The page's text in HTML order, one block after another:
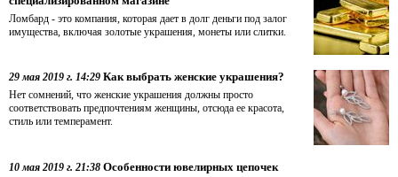
Ломбард - это компания, которая дает в долг деньги под залог
имущества, включая золотые украшения, монеты или слитки.
29 мая 2019 г. 14:29 Как выбрать женские украшения?
Нет сомнений, что женские украшения должны просто
соответствовать предпочтениям женщины, отсюда ее красота,
стиль или темперамент.
10 мая 2019 г. 21:38 Особенности ювелирных цепочек